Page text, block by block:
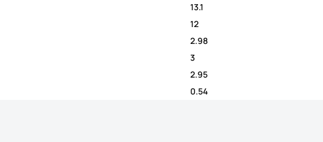
13.1
12
2.98
3
2.95
0.54